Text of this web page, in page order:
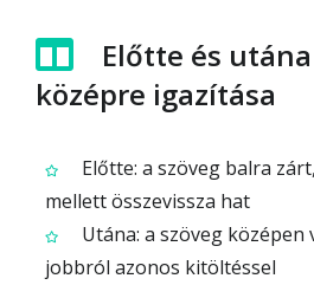
Előtte és utána
középre igazítása
Előtte: a szöveg balra
mellett összevissza hat
Utána: a szöveg középen
jobbról azonos kitöltéssel